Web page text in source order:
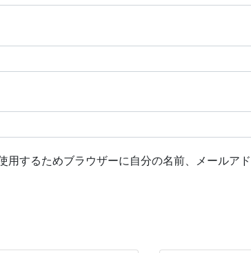
用するためブラウザーに自分の名前、メールア